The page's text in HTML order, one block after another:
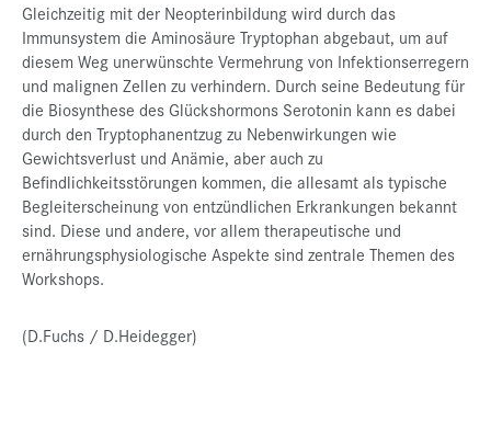
Gleichzeitig mit der Neopterinbildung wird durch das
Immunsystem die Aminosäure Tryptophan abgebaut, um auf
diesem Weg unerwünschte Vermehrung von Infektionserregern
und malignen Zellen zu verhindern. Durch seine Bedeutung für
die Biosynthese des Glückshormons Serotonin kann es dabei
durch den Tryptophanentzug zu Nebenwirkungen wie
Gewichtsverlust und Anämie, aber auch zu
Befindlichkeitsstörungen kommen, die allesamt als typische
Begleiterscheinung von entzündlichen Erkrankungen bekannt
sind. Diese und andere, vor allem therapeutische und
ernährungsphysiologische Aspekte sind zentrale Themen des
Workshops.
(D.Fuchs / D.Heidegger)